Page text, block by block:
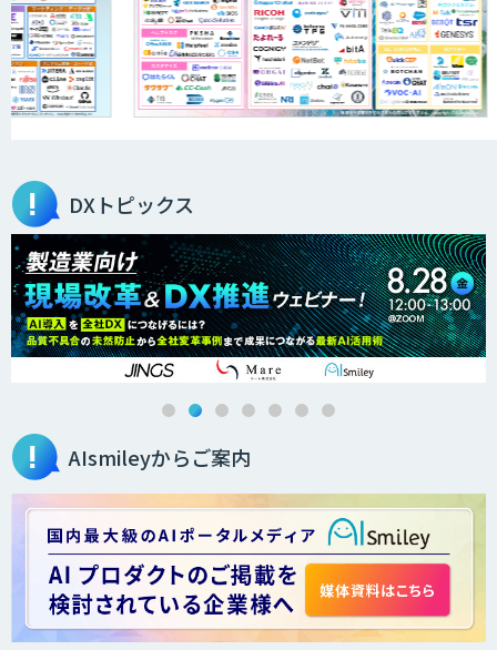
JAPAN AI KNOWLEDGE
オーダーメイドAI人材育成研修
Brain Plus for Sales
データ分析/AI開発/コンサルティング
Docify（ドシファイ）
DXトピックス
AIsmileyからご案内